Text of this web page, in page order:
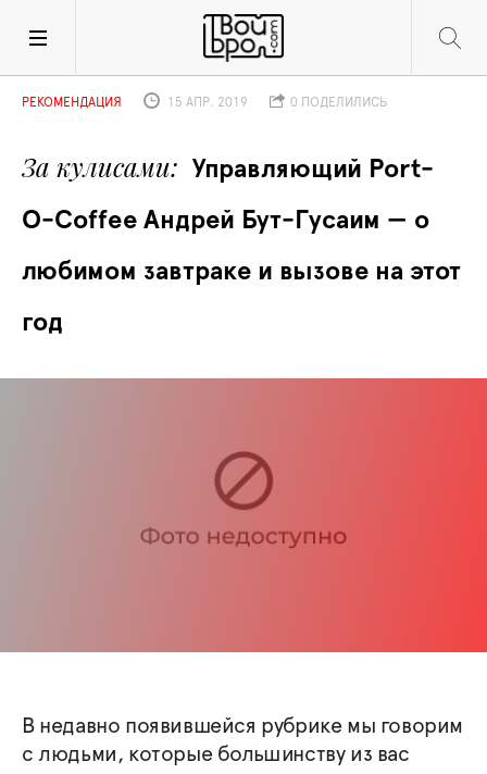
За кулисами
Управляющий Port-
O-Coffee Андрей Бут-Гусаим — о
любимом завтраке и вызове на этот
год
РЕКОМЕНДАЦИЯ 15 АПР. 2019 0 ПОДЕЛИЛИСЬ
В недавно появившейся рубрике мы говорим
с людьми, которые большинству из вас